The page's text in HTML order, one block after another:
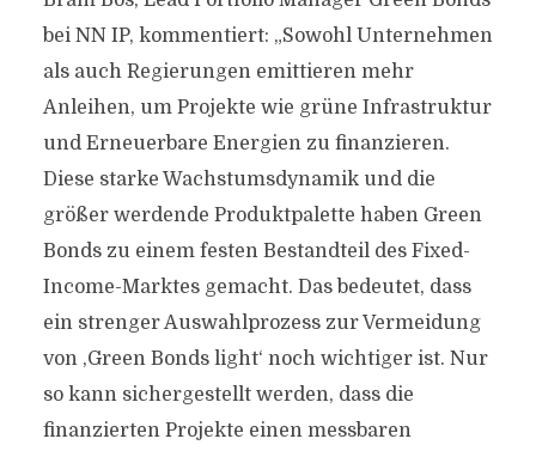
bei NN IP, kommentiert: „Sowohl Unternehmen
als auch Regierungen emittieren mehr
Anleihen, um Projekte wie grüne Infrastruktur
und Erneuerbare Energien zu finanzieren.
Diese starke Wachstumsdynamik und die
größer werdende Produktpalette haben Green
Bonds zu einem festen Bestandteil des Fixed-
Income-Marktes gemacht. Das bedeutet, dass
ein strenger Auswahlprozess zur Vermeidung
von ‚Green Bonds light‘ noch wichtiger ist. Nur
so kann sichergestellt werden, dass die
finanzierten Projekte einen messbaren